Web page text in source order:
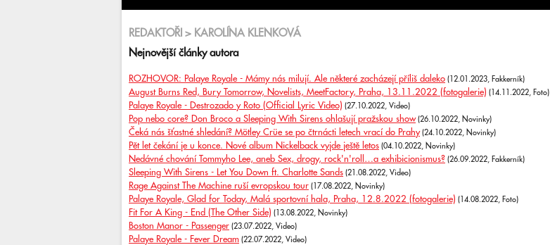
REDAKTOŘI > KAROLÍNA KLENKOVÁ
Nejnovější články autora
ROZHOVOR: Palaye Royale - Mámy nás milují. Ale některé zacházejí příliš daleko (12.01.2023, Fakkerník)
August Burns Red, Bury Tomorrow, Novelists, MeetFactory, Praha, 13.11.2022 (fotogalerie) (14.11.2022, Foto)
Palaye Royale - Destrozado y Roto (Official Lyric Video) (27.10.2022, Video)
Pop nebo core? Don Broco a Sleeping With Sirens ohlašují pražskou show(26.10.2022, Novinky)
Čeká nás šťastné shledání? Mötley Crüe se po čtrnácti letech vrací do Prahy(24.10.2022, Novinky)
Pět let čekání je u konce. Nové album Nickelback vyjde ještě letos (04.10.2022, Novinky)
Nedávné chování Tommyho Lee, aneb Sex, drogy, rock'n'roll…a exhibicionismus? (26.09.2022, Fakkerník)
Sleeping With Sirens - Let You Down ft. Charlotte Sands (21.08.2022, Video)
Rage Against The Machine ruší evropskou tour (17.08.2022, Novinky)
Palaye Royale, Glad for Today, Malá sportovní hala, Praha, 12.8.2022 (fotogalerie) (14.08.2022, Foto)
Fit For A King - End (The Other Side) (13.08.2022, Novinky)
Boston Manor - Passenger (23.07.2022, Video)
Palaye Royale - Fever Dream (22.07.2022, Video)